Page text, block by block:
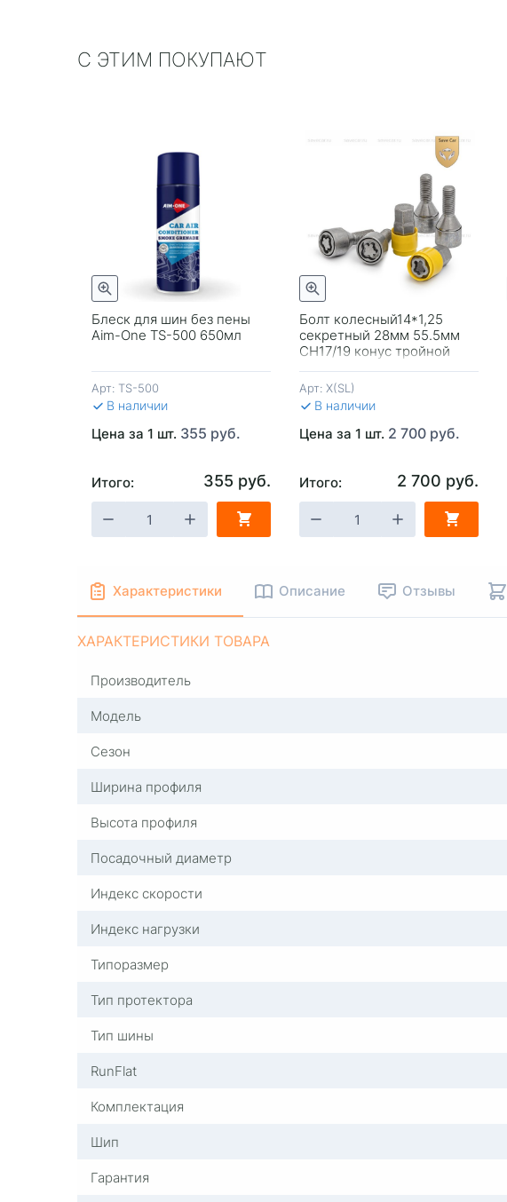
С ЭТИМ ПОКУПАЮТ
Блеск для шин без пены
Aim-One TS-500 650мл
Арт: TS-500
В наличии
Цена за 1 шт. 355 руб.
Итого: 355 руб.
Болт колесный14*1,25
секретный 28мм 55.5мм
CH17/19 конус тройной
Арт: X(SL)
В наличии
Цена за 1 шт. 2 700 руб.
Итого: 2 700 руб.
+ В КОРЗИНУ
Быстрый просмотр
- + В КОРЗИНУ
Быстрый просмотр
-
Характеристики Описание Отзывы
ХАРАКТЕРИСТИКИ ТОВАРА
Производитель
Модель
Сезон
Ширина профиля
Высота профиля
Посадочный диаметр
Индекс скорости
Индекс нагрузки
Типоразмер
Тип протектора
Тип шины
RunFlat
Комплектация
Шип
Гарантия